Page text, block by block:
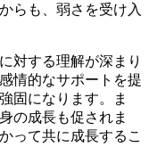
らも、弱さを受け入
対する理解が深まり
情的なサポートを提
固になります。ま
の成長も促されま
って共に成長するこ